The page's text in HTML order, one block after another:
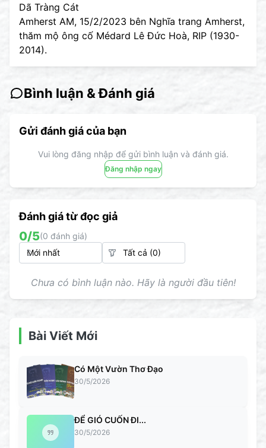
Dã Tràng Cát
Amherst AM, 15/2/2023 bên Nghĩa trang Amherst,
thăm mộ ông cố Médard Lê Đức Hoà, RIP (1930-
2014).
Bình luận & Đánh giá
Gửi đánh giá của bạn
Vui lòng đăng nhập để gửi bình luận và đánh giá.
Đăng nhập ngay
Đánh giá từ đọc giả
0/5(0 đánh giá)
Chưa có bình luận nào. Hãy là người đầu tiên!
Bài Viết Mới
Có Một Vườn Thơ Đạo
30/5/2026
ĐỂ GIÓ CUỐN ĐI...
30/5/2026